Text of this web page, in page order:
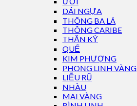
DÁI NGỰA
THÔNG BA LÁ
THÔNG CARIBE
THẦN KỲ
QUẾ
KIM PHƯỢNG
PHONG LINH VÀNG
LIỄU RŨ
NHÀU
MAI VÀNG